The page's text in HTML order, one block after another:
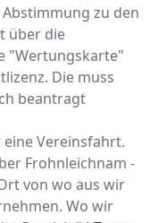
Abstimmung zu den
über die
"Wertungskarte"
Die muss
beantragt
Vereinsfahrt.
Frohnleichnam -
von wo aus wir
Wo wir